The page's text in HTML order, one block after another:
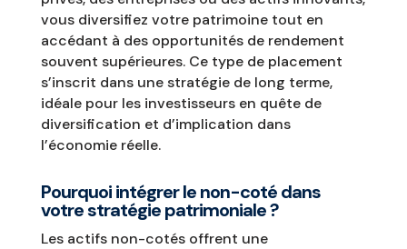
vous diversifiez votre patrimoine tout en
accédant à des opportunités de rendement
souvent supérieures. Ce type de placement
s’inscrit dans une stratégie de long terme,
idéale pour les investisseurs en quête de
diversification et d’implication dans
l’économie réelle.
Pourquoi intégrer le non-coté dans
votre stratégie patrimoniale ?
Les actifs non-cotés offrent une